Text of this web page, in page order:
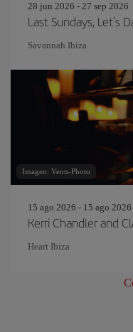
28 jun 2026 - 27 sep 2026
Last Sundays, Let's
Savannah Ibiza
Imagen: Venn-Photo
15 ago 2026 - 15 ago 2026
Kerri Chandler and
Heart Ibiza